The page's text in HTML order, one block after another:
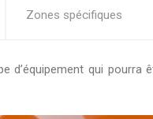
Zones spécifiques
d’équipement qui pourra